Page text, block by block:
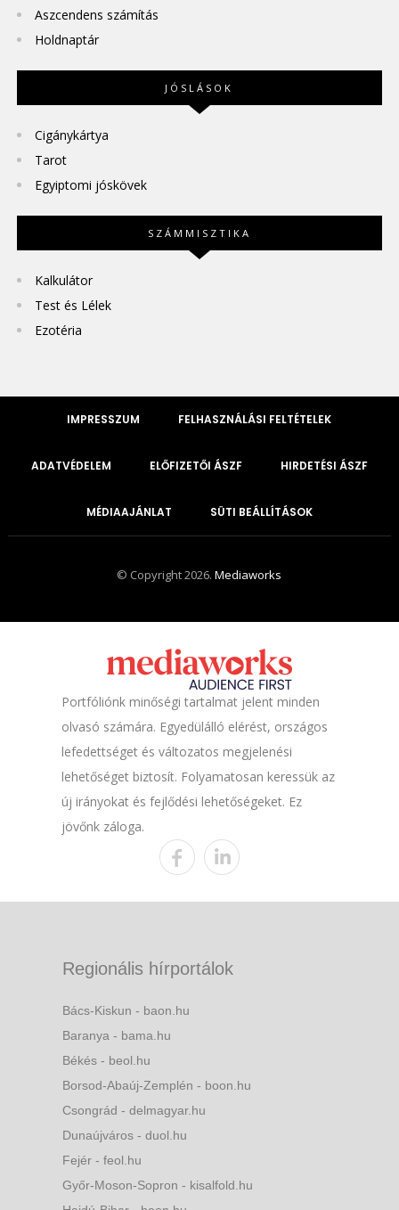
Aszcendens számítás
Holdnaptár
JÓSLÁSOK
Cigánykártya
Tarot
Egyiptomi jóskövek
SZÁMMISZTIKA
Kalkulátor
Test és Lélek
Ezotéria
IMPRESSZUM FELHASZNÁLÁSI FELTÉTELEK
ADATVÉDELEM ELŐFIZETŐI ÁSZF HIRDETÉSI ÁSZF
MÉDIAAJÁNLAT SÜTI BEÁLLÍTÁSOK
© Copyright 2026.Mediaworks
Portfóliónk minőségi tartalmat jelent minden
olvasó számára. Egyedülálló elérést, országos
lefedettséget és változatos megjelenési
lehetőséget biztosít. Folyamatosan keressük az
új irányokat és fejlődési lehetőségeket. Ez
jövőnk záloga.
Regionális hírportálok
Bács-Kiskun - baon.hu
Baranya - bama.hu
Békés - beol.hu
Borsod-Abaúj-Zemplén - boon.hu
Csongrád - delmagyar.hu
Dunaújváros - duol.hu
Fejér - feol.hu
Győr-Moson-Sopron - kisalfold.hu